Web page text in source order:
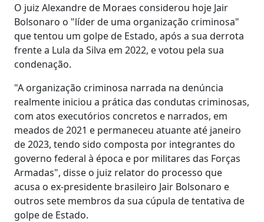
O juiz Alexandre de Moraes considerou hoje Jair
Bolsonaro o "líder de uma organização criminosa"
que tentou um golpe de Estado, após a sua derrota
frente a Lula da Silva em 2022, e votou pela sua
condenação.
"A organização criminosa narrada na denúncia
realmente iniciou a prática das condutas criminosas,
com atos executórios concretos e narrados, em
meados de 2021 e permaneceu atuante até janeiro
de 2023, tendo sido composta por integrantes do
governo federal à época e por militares das Forças
Armadas", disse o juiz relator do processo que
acusa o ex-presidente brasileiro Jair Bolsonaro e
outros sete membros da sua cúpula de tentativa de
golpe de Estado.